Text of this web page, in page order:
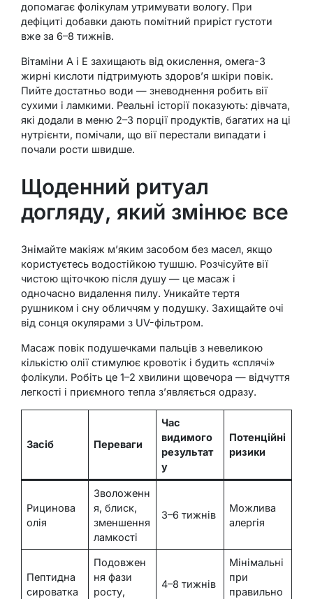
допомагає фолікулам утримувати вологу. При
дефіциті добавки дають помітний приріст густоти
вже за 6–8 тижнів.
Вітаміни А і Е захищають від окислення, омега-3
жирні кислоти підтримують здоров’я шкіри повік.
Пийте достатньо води — зневоднення робить вії
сухими і ламкими. Реальні історії показують: дівчата,
які додали в меню 2–3 порції продуктів, багатих на ці
нутрієнти, помічали, що вії перестали випадати і
почали рости швидше.
Щоденний ритуал
догляду, який змінює все
Знімайте макіяж м’яким засобом без масел, якщо
користуєтесь водостійкою тушшю. Розчісуйте вії
чистою щіточкою після душу — це масаж і
одночасно видалення пилу. Уникайте тертя
рушником і сну обличчям у подушку. Захищайте очі
від сонця окулярами з UV-фільтром.
Масаж повік подушечками пальців з невеликою
кількістю олії стимулює кровотік і будить «сплячі»
фолікули. Робіть це 1–2 хвилини щовечора — відчуття
легкості і приємного тепла з’являється одразу.
Засіб Переваги
Час
видимого
результат
у
Потенційні
ризики
Рицинова
олія
Зволоженн
я, блиск,
зменшення
ламкості
3–6 тижнів
Можлива
алергія
Пептидна
сироватка
Подовжен
ня фази
росту,
4–8 тижнів
Мінімальні
при
правильно